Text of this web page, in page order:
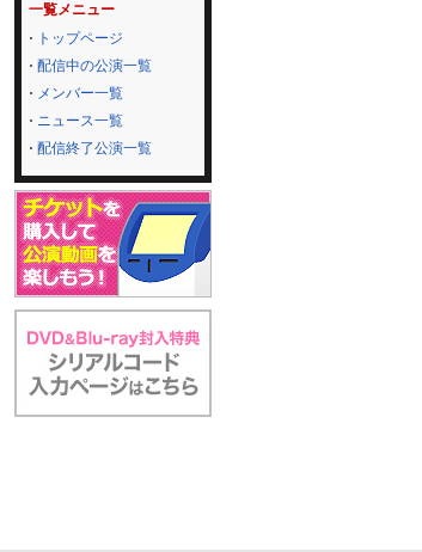
一覧メニュー
トップページ
配信中の公演一覧
メンバー一覧
ニュース一覧
配信終了公演一覧